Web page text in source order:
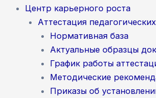
Центр карьерного роста
Аттестация
Нормативная база
Актуальные образцы
График работы
Методические
Приказы об